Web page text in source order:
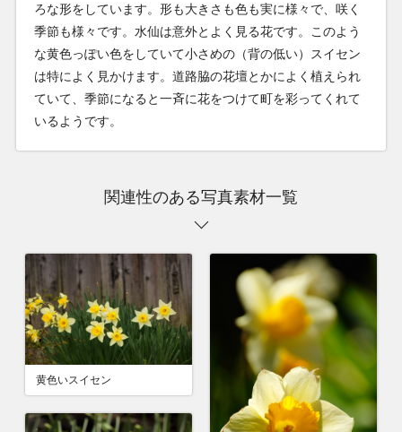
ろな形をしています。形も大きさも色も実に様々で、咲く
季節も様々です。水仙は意外とよく見る花です。このよう
な黄色っぽい色をしていて小さめの（背の低い）スイセン
は特によく見かけます。道路脇の花壇とかによく植えられ
ていて、季節になると一斉に花をつけて町を彩ってくれて
いるようです。
関連性のある写真素材一覧
黄色いスイセン